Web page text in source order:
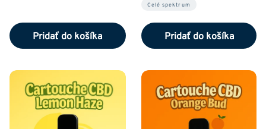
Pridať do košíka
Celé spektrum
Pridať do košíka